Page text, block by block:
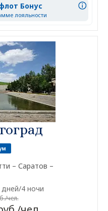
Бонус
лояльности
– Саратов –
дней/4 ночи
чел.